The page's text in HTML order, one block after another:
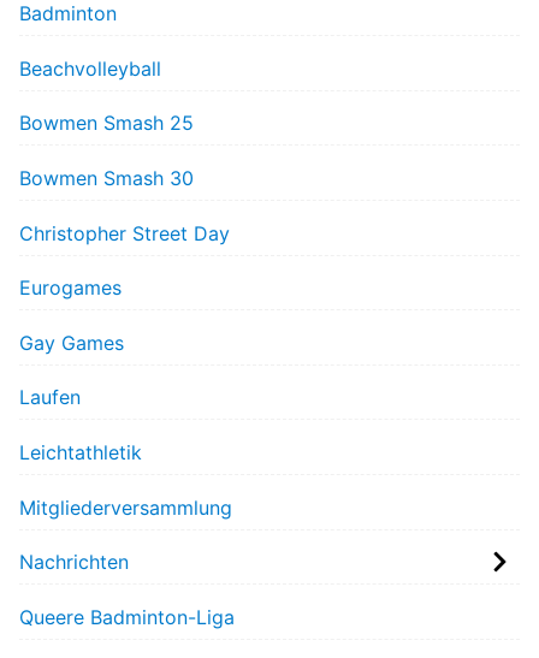
Badminton
Beachvolleyball
Bowmen Smash 25
Bowmen Smash 30
Christopher Street Day
Eurogames
Gay Games
Laufen
Leichtathletik
Mitgliederversammlung
Nachrichten
Queere Badminton-Liga